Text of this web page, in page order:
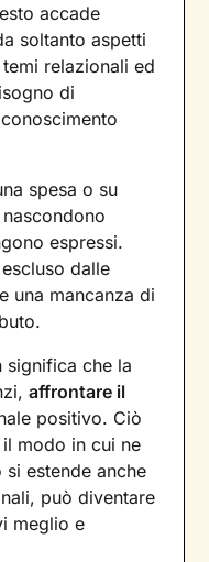
accade
soltanto aspetti
relazionali ed
di
spesa o su
espressi.
dalle
una mancanza di
significa che la
affrontare il
positivo. Ciò
modo in cui ne
estende anche
può diventare
meglio e